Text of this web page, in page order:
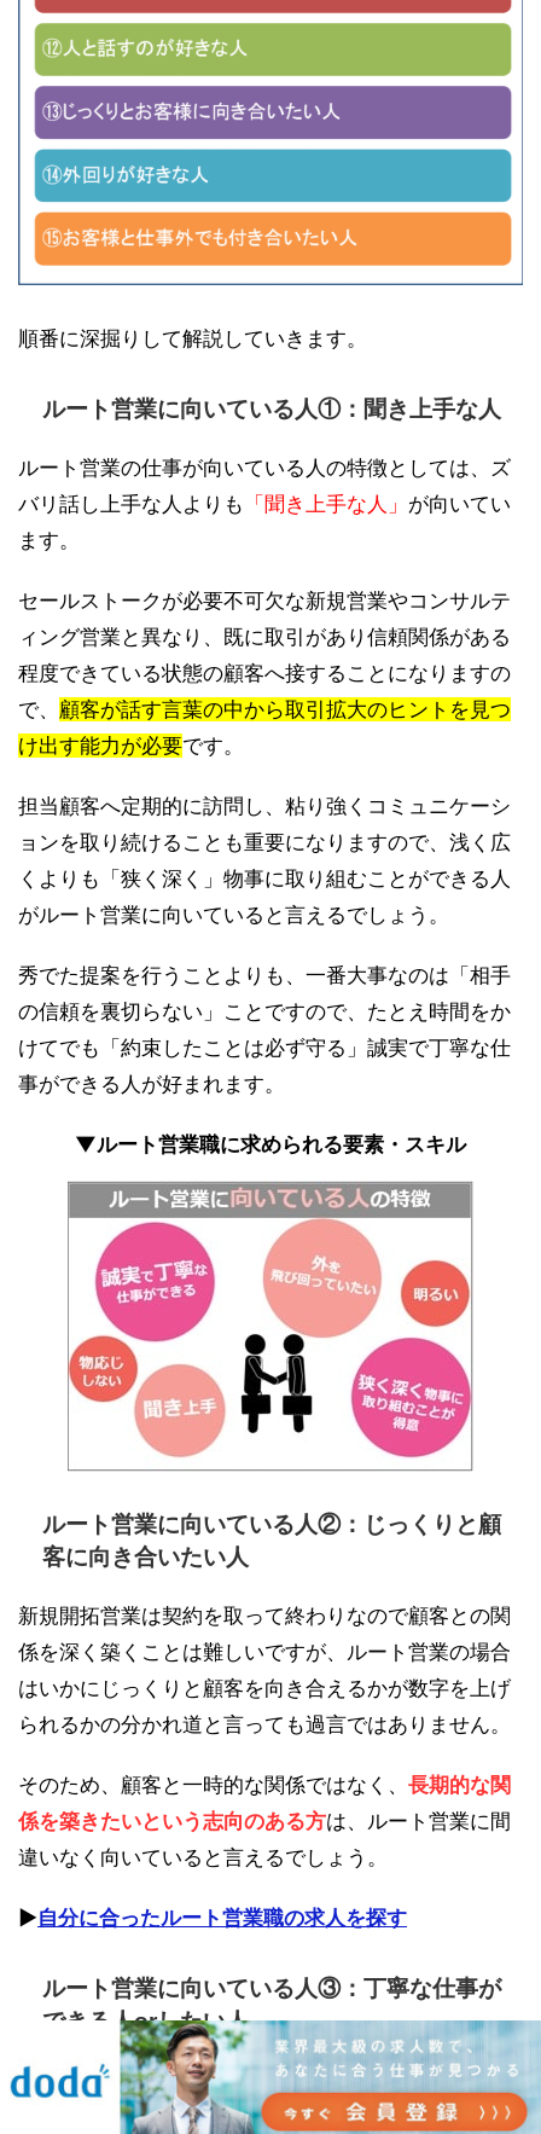
順番に深掘りして解説していきます。
ルート営業に向いている人①：聞き上手な人
ルート営業の仕事が向いている人の特徴としては、ズ
バリ話し上手な人よりも 「聞き上手な人」 が向いてい
ます。
セールストークが必要不可欠な新規営業やコンサルテ
ィング営業と異なり、既に取引があり信頼関係がある
程度できている状態の顧客へ接することになりますの
で、 顧客が話す言葉の中から取引拡大のヒントを見つ
け出す能力が必要です。
担当顧客へ定期的に訪問し、粘り強くコミュニケーシ
ョンを取り続けることも重要になりますので、浅く広
くよりも「狭く深く」物事に取り組むことができる人
がルート営業に向いていると言えるでしょう。
秀でた提案を行うことよりも、一番大事なのは「相手
の信頼を裏切らない」ことですので、たとえ時間をか
けてでも「約束したことは必ず守る」誠実で丁寧な仕
事ができる人が好まれます。
▼ルート営業職に求められる要素・スキル
ルート営業に向いている人②：じっくりと顧
客に向き合いたい人
新規開拓営業は契約を取って終わりなので顧客との関
係を深く築くことは難しいですが、ルート営業の場合
はいかにじっくりと顧客を向き合えるかが数字を上げ
られるかの分かれ道と言っても過言ではありません。
そのため、顧客と一時的な関係ではなく、 長期的な関
係を築きたいという志向のある方は、ルート営業に間
違いなく向いていると言えるでしょう。
▶︎自分に合ったルート営業職の求人を探す
ルート営業に向いている人③：丁寧な仕事が
できる人orしたい人
ルート営業はお伝えしている通り、顧客と深く付き合
っていく職種なので、丁寧な仕事ができる人 の方が顧